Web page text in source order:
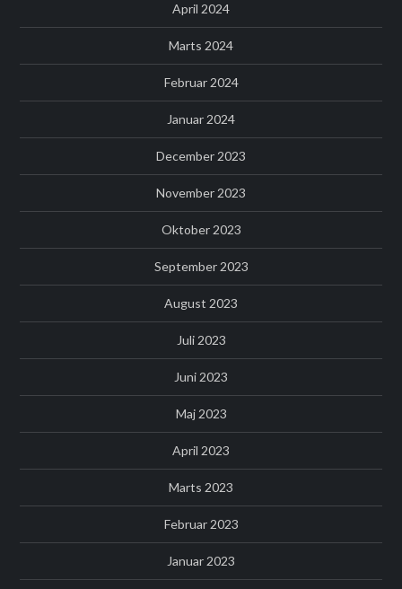
April 2024
Marts 2024
Februar 2024
Januar 2024
December 2023
November 2023
Oktober 2023
September 2023
August 2023
Juli 2023
Juni 2023
Maj 2023
April 2023
Marts 2023
Februar 2023
Januar 2023